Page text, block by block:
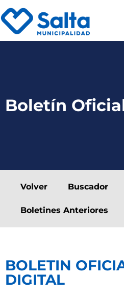
Boletín
Volver Buscador
Boletines Anteriores
BOLETIN
DIGITAL